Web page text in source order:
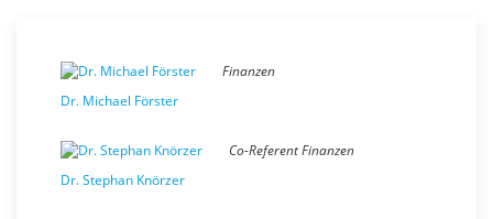
Finanzen
Dr. Michael Förster
Co-Referent Finanzen
Dr. Stephan Knörzer